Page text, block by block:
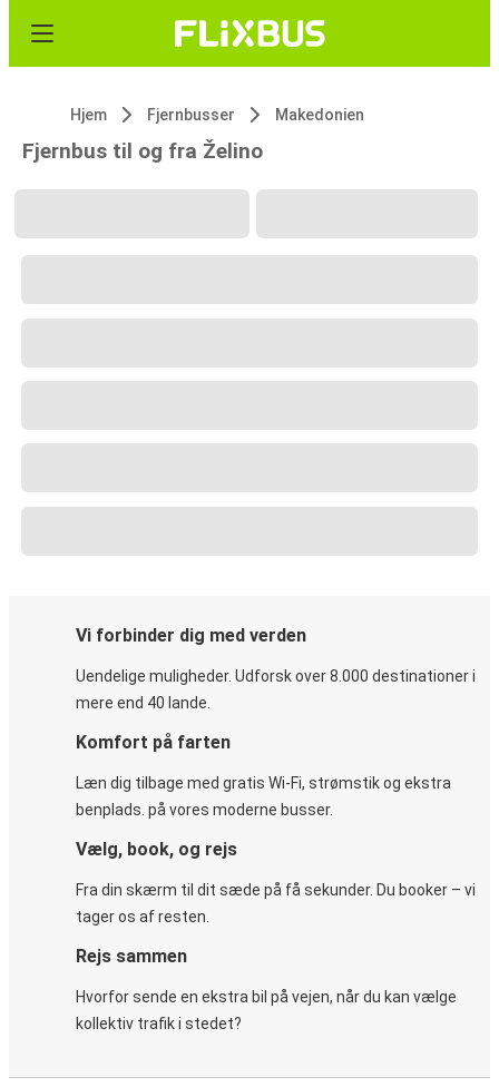
Hjem Fjernbusser Makedonien
Fjernbus til og fra Želino
Vi forbinder dig med verden
Uendelige muligheder. Udforsk over 8.000 destinationer i
mere end 40 lande.
Komfort på farten
Læn dig tilbage med gratis Wi-Fi, strømstik og ekstra
benplads. på vores moderne busser.
Vælg, book, og rejs
Fra din skærm til dit sæde på få sekunder. Du booker – vi
tager os af resten.
Rejs sammen
Hvorfor sende en ekstra bil på vejen, når du kan vælge
kollektiv trafik i stedet?